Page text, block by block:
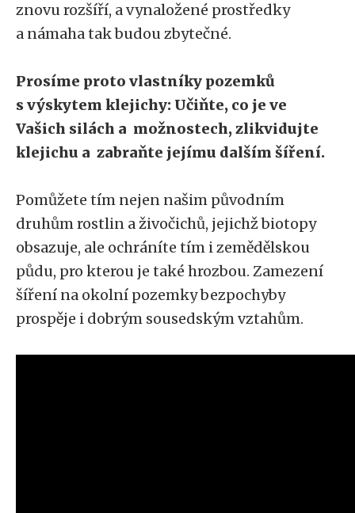
znovu rozšíří, a vynaložené prostředky
a námaha tak budou zbytečné.
Prosíme proto vlastníky pozemků
s výskytem klejichy: Učiňte, co je ve
Vašich silách a možnostech, zlikvidujte
klejichu a zabraňte jejímu dalším šíření.
Pomůžete tím nejen našim původním
druhům rostlin a živočichů, jejichž biotopy
obsazuje, ale ochráníte tím i zemědělskou
půdu, pro kterou je také hrozbou. Zamezení
šíření na okolní pozemky bezpochyby
prospěje i dobrým sousedským vztahům.